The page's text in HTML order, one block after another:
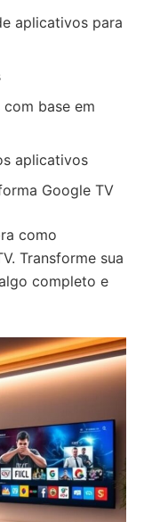
aplicativos para
base em
aplicativos
Google TV
como
Transforme sua
completo e